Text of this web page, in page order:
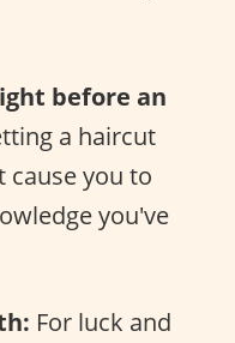
before an
a haircut
cause you to
you've
For luck and